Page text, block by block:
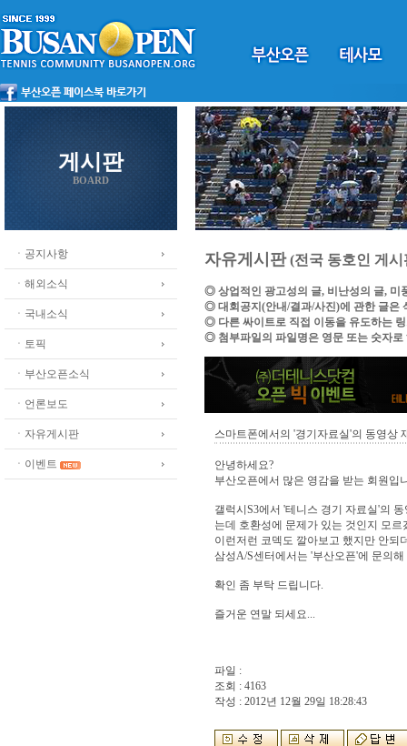
게시판
BOARD
ㆍ공지사항
ㆍ해외소식
ㆍ국내소식
ㆍ토픽
ㆍ부산오픈소식
ㆍ언론보도
ㆍ자유게시판
ㆍ이벤트
자유게시판(전국 동호인 게시
◎ 상업적인 광고성의 글, 비난성의 글, 미
◎ 대회공지(안내/결과/사진)에 관한 글은
◎ 다른 싸이트로 직접 이동을 유도하는
◎ 첨부파일의 파일명은 영문 또는 숫자로
스마트폰에서의 '경기자료실'의 동영상
안녕하세요?
부산오픈에서 많은 영감을 받는 회원입
갤럭시S3에서 '테니스 경기 자료실'의
는데 호환성에 문제가 있는 것인지 모르
이런저런 코덱도 깔아보고 했지만 안되
삼성A/S센터에서는 '부산오픈'에 문의
확인 좀 부탁 드립니다.
즐거운 연말 되세요...
파일 :
조회 : 4163
작성 : 2012년 12월 29일 18:28:43